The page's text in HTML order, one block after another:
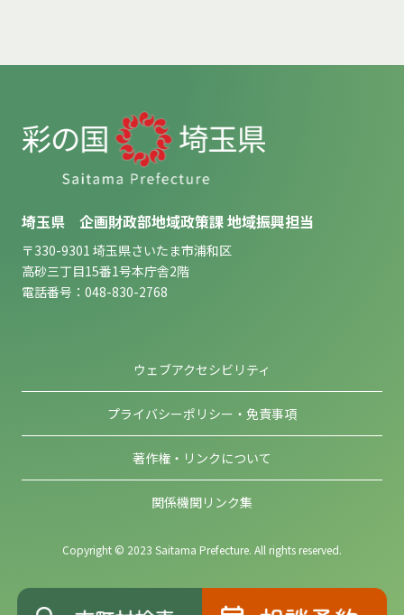
埼玉県 企画財政部地域政策課 地域振興担当
〒330-9301 埼玉県さいたま市浦和区
高砂三丁目15番1号本庁舎2階
電話番号：048-830-2768
ウェブアクセシビリティ
プライバシーポリシー・免責事項
著作権・リンクについて
関係機関リンク集
Copyright © 2023 Saitama Prefecture. All rights reserved.